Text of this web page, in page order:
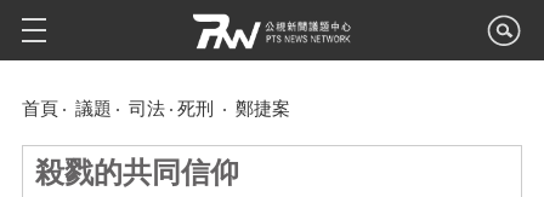
首頁 議題 司法 死刑 鄭捷案
殺戮的共同信仰